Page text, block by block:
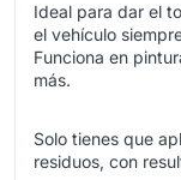
Ideal para dar el
el vehículo
Funciona en
más.
Solo tienes que
residuos, con